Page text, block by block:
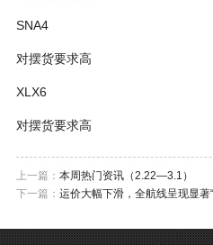
SNA4
对摆货要求高
XLX6
对摆货要求高
上一篇： 本周热门资讯（2.22—3.1）
下一篇： 运价大幅下滑，全航线呈现显著